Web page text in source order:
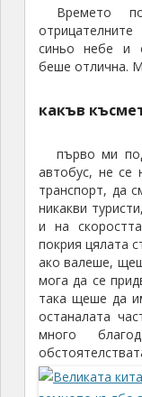
синьо небе и
беше отлична.
автобус, не
транспорт, да
никакви
и на
покрия цялата
ако валеше,
мога да се
така щеше да
останалата
много